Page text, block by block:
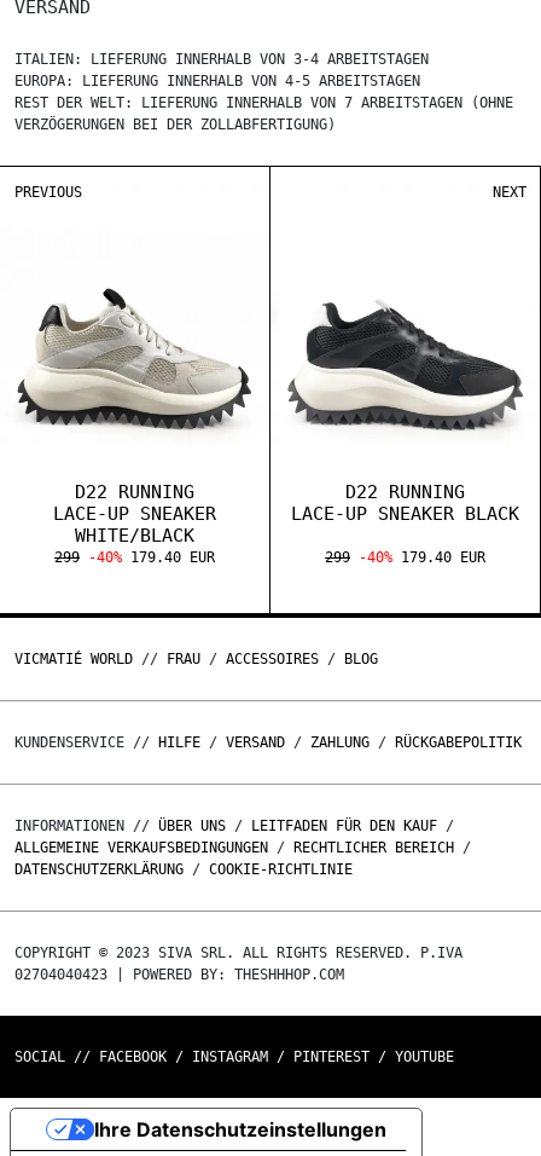
VERSAND
ITALIEN: LIEFERUNG INNERHALB VON 3-4 ARBEITSTAGEN
EUROPA: LIEFERUNG INNERHALB VON 4-5 ARBEITSTAGEN
REST DER WELT: LIEFERUNG INNERHALB VON 7 ARBEITSTAGEN (OHNE
VERZÖGERUNGEN BEI DER ZOLLABFERTIGUNG)
PREVIOUS
D22 RUNNING
LACE-UP SNEAKER
WHITE/BLACK
299 -40% 179.40 EUR
D22 RUNNING
LACE-UP SNEAKER BLACK
299 -40% 179.40 EUR
NEXT
VICMATIÉ WORLD // FRAU / ACCESSOIRES / BLOG
KUNDENSERVICE // HILFE / VERSAND / ZAHLUNG / RÜCKGABEPOLITIK
INFORMATIONEN // ÜBER UNS / LEITFADEN FÜR DEN KAUF /
ALLGEMEINE VERKAUFSBEDINGUNGEN / RECHTLICHER BEREICH /
DATENSCHUTZERKLÄRUNG / COOKIE-RICHTLINIE
COPYRIGHT © 2023 SIVA SRL. ALL RIGHTS RESERVED. P.IVA
02704040423 | POWERED BY: THESHHHOP.COM
SOCIAL // FACEBOOK / INSTAGRAM / PINTEREST / YOUTUBE
Ihre Datenschutzeinstellungen